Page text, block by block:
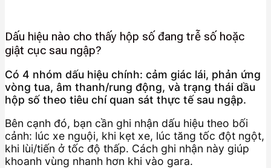
Dấu hiệu nào cho thấy hộp số đang trễ số hoặc
giật cục sau ngập?
Có 4 nhóm dấu hiệu chính: cảm giác lái, phản ứng
vòng tua, âm thanh/rung động, và trạng thái dầu
hộp số theo tiêu chí quan sát thực tế sau ngập.
Bên cạnh đó, bạn cần ghi nhận dấu hiệu theo bối
cảnh: lúc xe nguội, khi kẹt xe, lúc tăng tốc đột ngột,
khi lùi/tiến ở tốc độ thấp. Cách ghi nhận này giúp
khoanh vùng nhanh hơn khi vào gara.